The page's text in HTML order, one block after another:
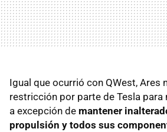
Igual que ocurrió con QWest, Ares
restricción por parte de Tesla para
a excepción de mantener
propulsión y todos sus